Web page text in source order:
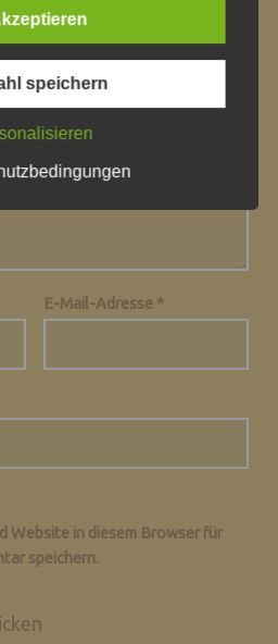
E-Mail-Adresse *
Website in diesem Browser für
speichern.
jeder betroffenen Person
telefonisch, an
Erlass der
(DS-GVO)
Unsere
dies zu gewährleisten,
Datenschutzerklärung
Begriffe:
DATEN
speichern